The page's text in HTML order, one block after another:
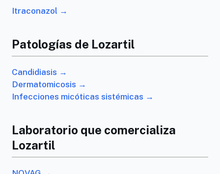
Itraconazol →
Patologías de Lozartil
Candidiasis →
Dermatomicosis →
Infecciones micóticas sistémicas →
Laboratorio que comercializa
Lozartil